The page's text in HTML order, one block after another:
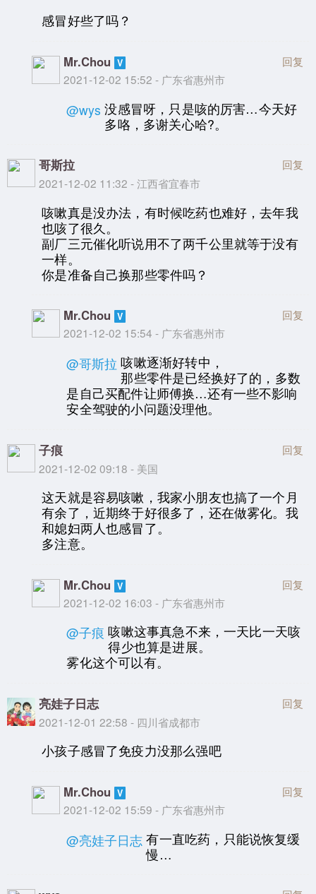
感冒好些了吗？
Mr.Chou
2021-12-02 15:52 - 广东省惠州市
回复
@wys 没感冒呀，只是咳的厉害…今天好
多咯，多谢关心哈?。
哥斯拉
2021-12-02 11:32 - 江西省宜春市
回复
咳嗽真是没办法，有时候吃药也难好，去年我
也咳了很久。
副厂三元催化听说用不了两千公里就等于没有
一样。
你是准备自己换那些零件吗？
Mr.Chou
2021-12-02 15:54 - 广东省惠州市
回复
@哥斯拉 咳嗽逐渐好转中，
那些零件是已经换好了的，多数
是自己买配件让师傅换…还有一些不影响
安全驾驶的小问题没理他。
子痕
2021-12-02 09:18 - 美国
回复
这天就是容易咳嗽，我家小朋友也搞了一个月
有余了，近期终于好很多了，还在做雾化。我
和媳妇两人也感冒了。
多注意。
Mr.Chou
2021-12-02 16:03 - 广东省惠州市
回复
@子痕 咳嗽这事真急不来，一天比一天咳
得少也算是进展。
雾化这个可以有。
亮娃子日志
2021-12-01 22:58 - 四川省成都市
回复
小孩子感冒了免疫力没那么强吧
Mr.Chou
2021-12-02 15:59 - 广东省惠州市
回复
@亮娃子日志 有一直吃药，只能说恢复缓
慢…